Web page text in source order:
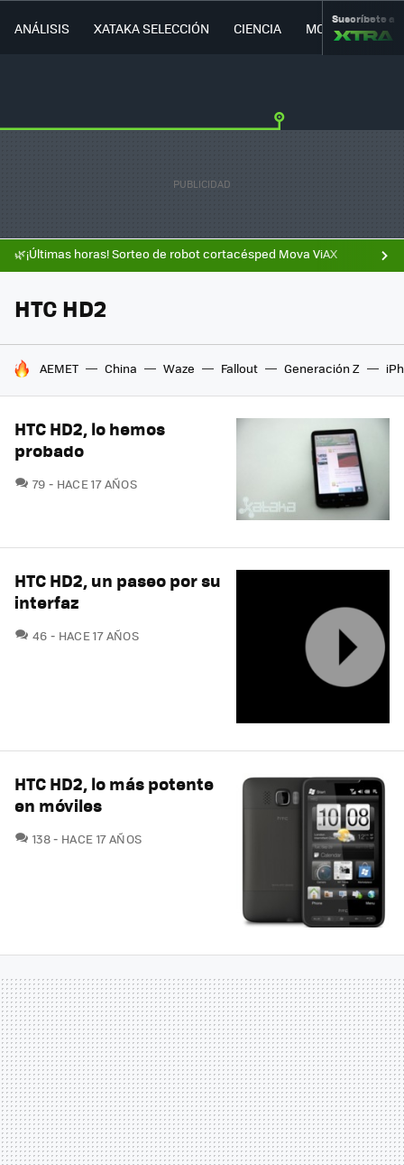
ANÁLISIS XATAKA SELECCIÓN CIENCIA MOVILIDAD
Suscríbete a
🌿¡Últimas horas! Sorteo de robot cortacésped Mova ViAX
HTC HD2
HOY SE HABLA DE
AEMET China Waze Fallout Generación Z
HTC HD2, lo hemos
probado
79 COMENTARIOS
HACE 17 AÑOS
HTC HD2, un paseo por su
interfaz
46 COMENTARIOS
HACE 17 AÑOS
HTC HD2, lo más potente
en móviles
138COMENTARIOS
HACE 17 AÑOS